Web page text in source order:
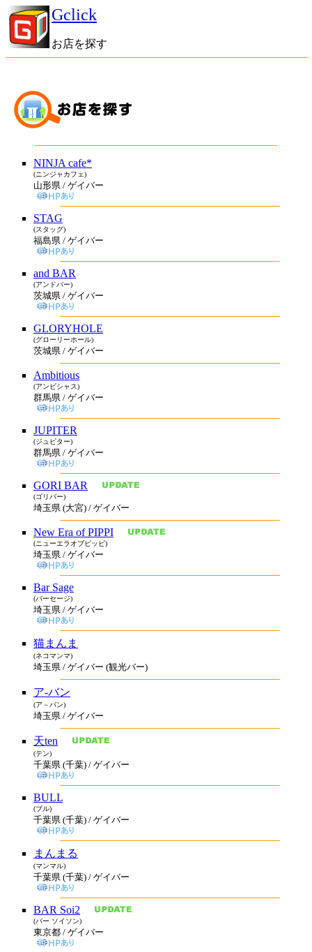
Gclick
お店を探す
NINJA cafe*
(ニンジャカフェ)
山形県 / ゲイバー
STAG
(スタッグ)
福島県 / ゲイバー
and BAR
(アンドバー)
茨城県 / ゲイバー
GLORYHOLE
(グローリーホール)
茨城県 / ゲイバー
Ambitious
(アンビシャス)
群馬県 / ゲイバー
JUPITER
(ジュピター)
群馬県 / ゲイバー
GORI BAR
(ゴリバー)
埼玉県 (大宮) / ゲイバー
New Era of PIPPI
(ニューエラオブピッピ)
埼玉県 / ゲイバー
Bar Sage
(バーセージ)
埼玉県 / ゲイバー
猫まんま
(ネコマンマ)
埼玉県 / ゲイバー (観光バー)
ア-バン
(ア－バン)
埼玉県 / ゲイバー
天ten
(テン)
千葉県 (千葉) / ゲイバー
BULL
(ブル)
千葉県 (千葉) / ゲイバー
まんまる
(マンマル)
千葉県 (千葉) / ゲイバー
BAR Soi2
(バー ソイソン)
東京都 / ゲイバー